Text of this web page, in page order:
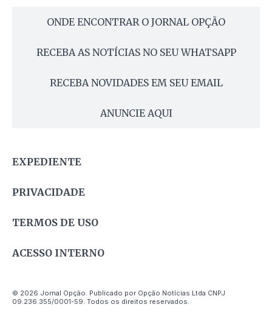
ONDE ENCONTRAR O JORNAL OPÇÃO
RECEBA AS NOTÍCIAS NO SEU WHATSAPP
RECEBA NOVIDADES EM SEU EMAIL
ANUNCIE AQUI
EXPEDIENTE
PRIVACIDADE
TERMOS DE USO
ACESSO INTERNO
© 2026 Jornal Opção. Publicado por Opção Notícias Ltda CNPJ
09.236.355/0001-59. Todos os direitos reservados.